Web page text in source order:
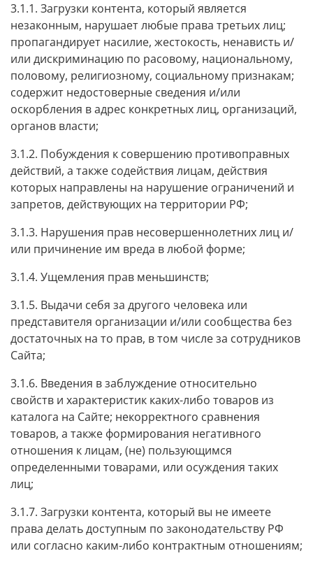
3.1.1. Загрузки контента, который является
незаконным, нарушает любые права третьих лиц;
пропагандирует насилие, жестокость, ненависть и/
или дискриминацию по расовому, национальному,
половому, религиозному, социальному признакам;
содержит недостоверные сведения и/или
оскорбления в адрес конкретных лиц, организаций,
органов власти;
3.1.2. Побуждения к совершению противоправных
действий, а также содействия лицам, действия
которых направлены на нарушение ограничений и
запретов, действующих на территории РФ;
3.1.3. Нарушения прав несовершеннолетних лиц и/
или причинение им вреда в любой форме;
3.1.4. Ущемления прав меньшинств;
3.1.5. Выдачи себя за другого человека или
представителя организации и/или сообщества без
достаточных на то прав, в том числе за сотрудников
Сайта;
3.1.6. Введения в заблуждение относительно
свойств и характеристик каких-либо товаров из
каталога на Сайте; некорректного сравнения
товаров, а также формирования негативного
отношения к лицам, (не) пользующимся
определенными товарами, или осуждения таких
лиц;
3.1.7. Загрузки контента, который вы не имеете
права делать доступным по законодательству РФ
или согласно каким-либо контрактным отношениям;